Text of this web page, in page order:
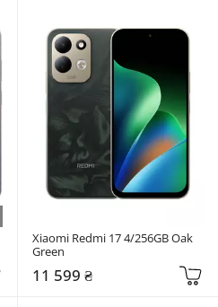
Xiaomi Redmi 17 4/256GB Oak
Green
11 599 ₴